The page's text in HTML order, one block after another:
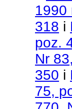
1990
318 i
poz.
Nr
350 i
75,